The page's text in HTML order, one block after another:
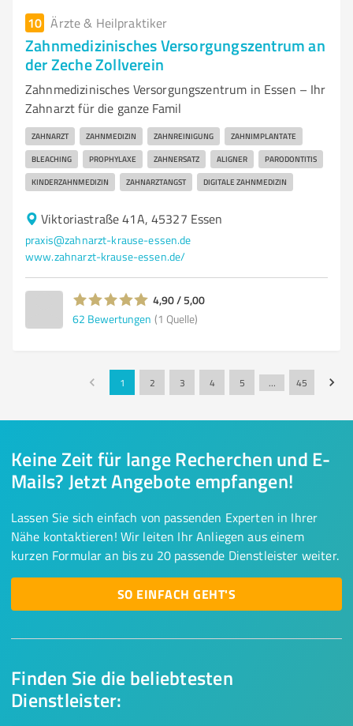
10 Ärzte & Heilpraktiker
Zahnmedizinisches Versorgungszentrum an
der Zeche Zollverein
Zahnmedizinisches Versorgungszentrum in Essen – Ihr
Zahnarzt für die ganze Famil
ZAHNARZT ZAHNMEDIZIN ZAHNREINIGUNG ZAHNIMPLANTATE
BLEACHING PROPHYLAXE ZAHNERSATZ ALIGNER PARODONTITIS
KINDERZAHNMEDIZIN ZAHNARZTANGST DIGITALE ZAHNMEDIZIN
Viktoriastraße 41A, 45327 Essen
praxis@zahnarzt-krause-essen.de
www.zahnarzt-krause-essen.de/
4,90 / 5,00
62 Bewertungen (1 Quelle)
1 2 3 4 5 … 45
Finden Sie die beliebtesten
Dienstleister:
Keine Zeit für lange Recherchen und E-
Mails? Jetzt Angebote empfangen!
Lassen Sie sich einfach von passenden Experten in Ihrer
Nähe kontaktieren! Wir leiten Ihr Anliegen aus einem
kurzen Formular an bis zu 20 passende Dienstleister weiter.
SO EINFACH GEHT'S